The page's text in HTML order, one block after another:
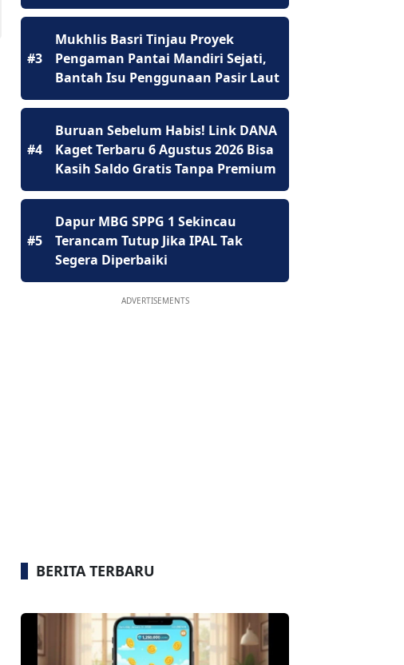
#3
Mukhlis Basri Tinjau Proyek
Pengaman Pantai Mandiri Sejati,
Bantah Isu Penggunaan Pasir Laut
#4
Buruan Sebelum Habis! Link DANA
Kaget Terbaru 6 Agustus 2026 Bisa
Kasih Saldo Gratis Tanpa Premium
#5
Dapur MBG SPPG 1 Sekincau
Terancam Tutup Jika IPAL Tak
Segera Diperbaiki
ADVERTISEMENTS
BERITA TERBARU